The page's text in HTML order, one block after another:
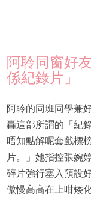
阿聆同窗好
係紀錄片」
阿聆的同班同學兼
轟這部所謂的「紀
唔知點解呢套戲標
片。」她指控張婉
碎片強行塞入預設
傲慢高高在上咁矮